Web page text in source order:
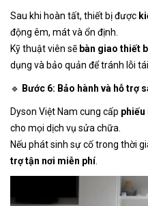
Sau khi hoàn tất, thiết bị được
động êm, mát và ổn định.
Kỹ thuật viên sẽ bàn giao thiết
dụng và bảo quản để tránh lỗi
🔹 Bước 6: Bảo hành và hỗ trợ
Dyson Việt Nam cung cấp phiếu
cho mọi dịch vụ sửa chữa.
Nếu phát sinh sự cố trong thời
trợ tận nơi miễn phí.